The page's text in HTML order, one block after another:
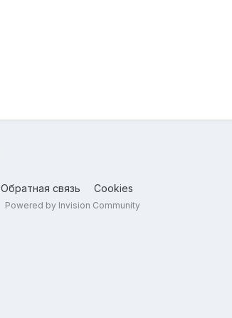
Обратная связь Cookies
Powered by Invision Community